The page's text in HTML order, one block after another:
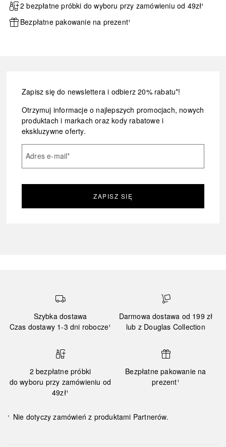
2 bezpłatne próbki do wyboru przy zamówieniu od 49zł¹
Bezpłatne pakowanie na prezent¹
Zapisz się do newslettera i odbierz 20% rabatu*!
Otrzymuj informacje o najlepszych promocjach, nowych
produktach i markach oraz kody rabatowe i
ekskluzywne oferty.
Adres e-mail*
ZAPISZ SIĘ
Szybka dostawa
Czas dostawy 1-3 dni robocze¹
Darmowa dostawa od 199 zł
lub z Douglas Collection
2 bezpłatne próbki
do wyboru przy zamówieniu od
49zł¹
Bezpłatne pakowanie na
prezent¹
¹ Nie dotyczy zamówień z produktami Partnerów.